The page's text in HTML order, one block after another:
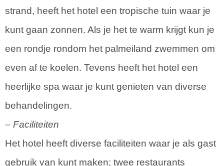
strand, heeft het hotel een tropische tuin waar je
kunt gaan zonnen. Als je het te warm krijgt kun je
een rondje rondom het palmeiland zwemmen om
even af te koelen. Tevens heeft het hotel een
heerlijke spa waar je kunt genieten van diverse
behandelingen.
– Faciliteiten
Het hotel heeft diverse faciliteiten waar je als gast
gebruik van kunt maken; twee restaurants